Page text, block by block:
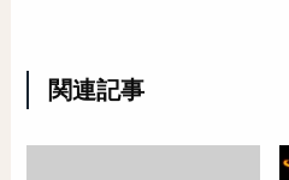
関連記事